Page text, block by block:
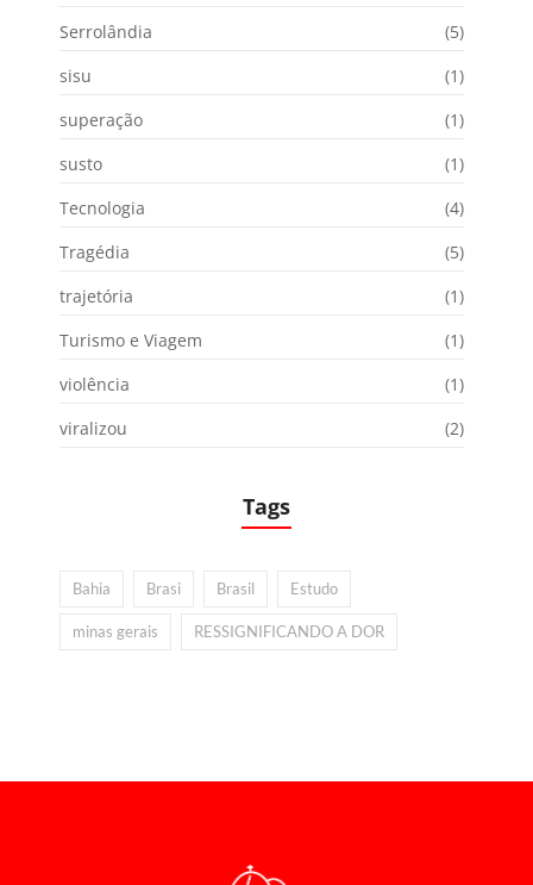
Serrolândia
(5)
sisu
(1)
superação
(1)
susto
(1)
Tecnologia
(4)
Tragédia
(5)
trajetória
(1)
Turismo e Viagem
(1)
violência
(1)
viralizou
(2)
Tags
Bahia Brasi Brasil Estudo
minas gerais RESSIGNIFICANDO A DOR